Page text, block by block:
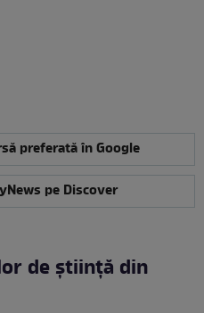
preferată în Google
pe Discover
de știință din